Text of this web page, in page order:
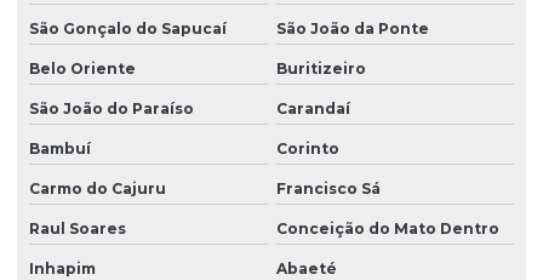
São Gonçalo do Sapucaí São João da Ponte
Belo Oriente Buritizeiro
São João do Paraíso Carandaí
Bambuí Corinto
Carmo do Cajuru Francisco Sá
Raul Soares Conceição do Mato Dentro
Inhapim Abaeté